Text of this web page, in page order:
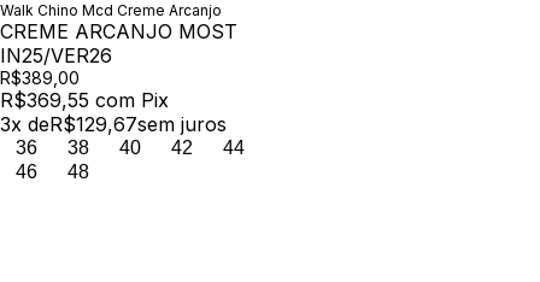
Walk Chino Mcd Creme Arcanjo
CREME ARCANJO MOST
IN25/VER26
R$389,00
R$369,55 com Pix
3x deR$129,67sem juros
36 38 40 42
44
46
48